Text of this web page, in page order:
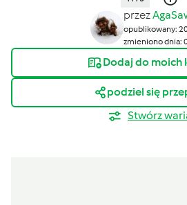
przez
opublikowany:
zmieniono dnia:
Dodaj do moich
podziel się
Stwórz